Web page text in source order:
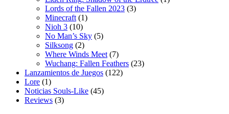
Lords of the Fallen 2023 (3)
Minecraft (1)
Nioh 3 (10)
No Man’s Sky (5)
Silksong (2)
Where Winds Meet (7)
Wuchang: Fallen Feathers (23)
Lanzamientos de Juegos (122)
Lore (1)
Noticias Souls-Like (45)
Reviews (3)